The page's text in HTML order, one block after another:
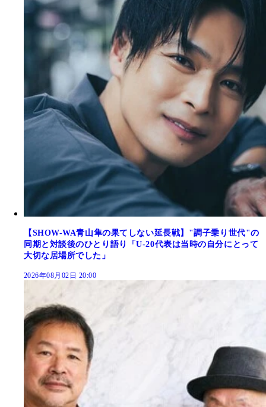
【SHOW-WA青山隼の果てしない延長戦】"調子乗り世代"の
同期と対談後のひとり語り「U-20代表は当時の自分にとって
大切な居場所でした」
2026年08月02日 20:00